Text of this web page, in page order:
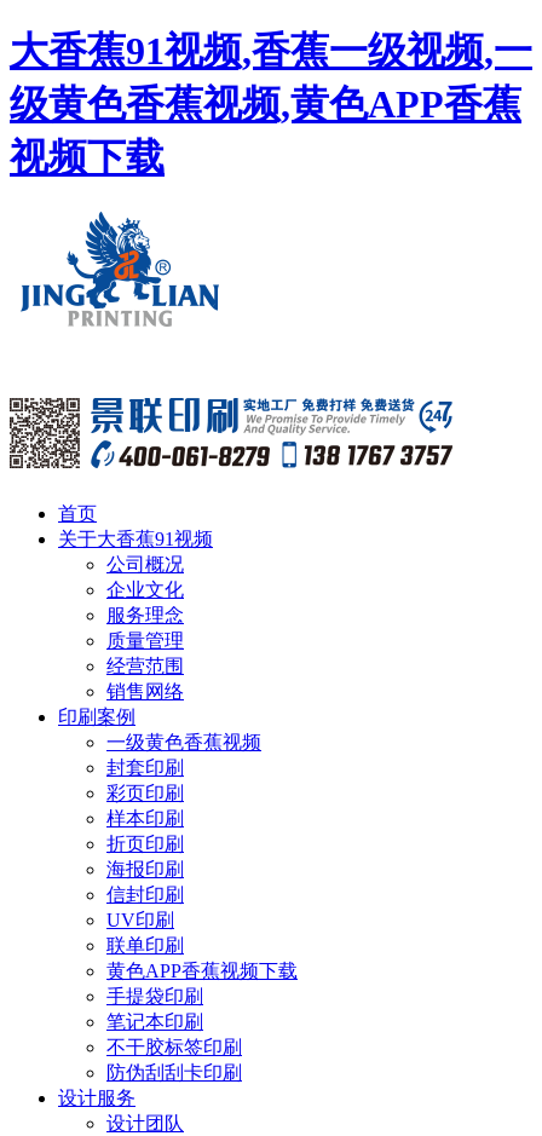
大香蕉91视频,香蕉一级视频,一
级黄色香蕉视频,黄色APP香蕉
视频下载
首页
关于大香蕉91视频
公司概况
企业文化
服务理念
质量管理
经营范围
销售网络
印刷案例
一级黄色香蕉视频
封套印刷
彩页印刷
样本印刷
折页印刷
海报印刷
信封印刷
UV印刷
联单印刷
黄色APP香蕉视频下载
手提袋印刷
笔记本印刷
不干胶标签印刷
防伪刮刮卡印刷
设计服务
设计团队